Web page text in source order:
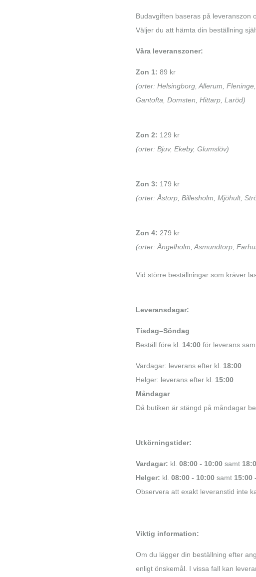
Budavgiften baseras på leveranszon
Väljer du att hämta din beställning
Våra leveranszoner:
Zon 1: 89 kr
(orter: Helsingborg, Allerum,
Gantofta, Domsten, Hittarp, Laröd)
Zon 2: 129 kr
(orter: Bjuv, Ekeby, Glumslöv)
Zon 3: 179 kr
(orter: Åstorp, Billesholm, Mjöhult,
Zon 4: 279 kr
(orter: Ängelholm, Asmundtorp,
Vid större beställningar som kräver
Leveransdagar:
Tisdag–Söndag
Beställ före kl. 14:00 för leverans
Vardagar: leverans efter kl. 18:00
Helger: leverans efter kl. 15:00
Måndagar
Då butiken är stängd på måndagar
Utkörningstider:
Vardagar: kl. 08:00 - 10:00 samt
Helger: kl. 08:00 - 10:00 samt 15:00
Observera att exakt leveranstid inte
Viktig information:
Om du lägger din beställning efter
enligt önskemål. I vissa fall kan